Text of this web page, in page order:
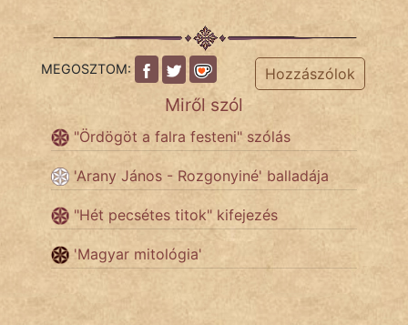
MEGOSZTOM: Hozzászólok
Miről szól
"Ördögöt a falra festeni" szólás
'Arany János - Rozgonyiné' balladája
"Hét pecsétes titok" kifejezés
'Magyar mitológia'